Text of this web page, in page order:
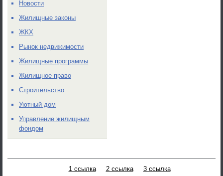
Новости
Жилищные законы
ЖКХ
Рынок недвижимости
Жилищные программы
Жилищное право
Строительство
Уютный дом
Управление жилищным
фондом
1 ссылка 2 ссылка 3 ссылка